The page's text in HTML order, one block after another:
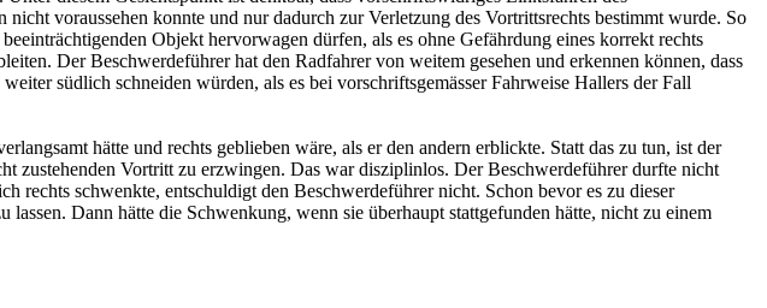
voraussehen konnte und nur dadurch zur Verletzung des Vortrittsrechts bestimmt wurde. So
Objekt hervorwagen dürfen, als es ohne Gefährdung eines korrekt rechts
Der Beschwerdeführer hat den Radfahrer von weitem gesehen und erkennen können, dass
südlich schneiden würden, als es bei vorschriftsgemässer Fahrweise Hallers der Fall
hätte und rechts geblieben wäre, als er den andern erblickte. Statt das zu tun, ist der
zustehenden Vortritt zu erzwingen. Das war disziplinlos. Der Beschwerdeführer durfte nicht
rechts schwenkte, entschuldigt den Beschwerdeführer nicht. Schon bevor es zu dieser
Dann hätte die Schwenkung, wenn sie überhaupt stattgefunden hätte, nicht zu einem